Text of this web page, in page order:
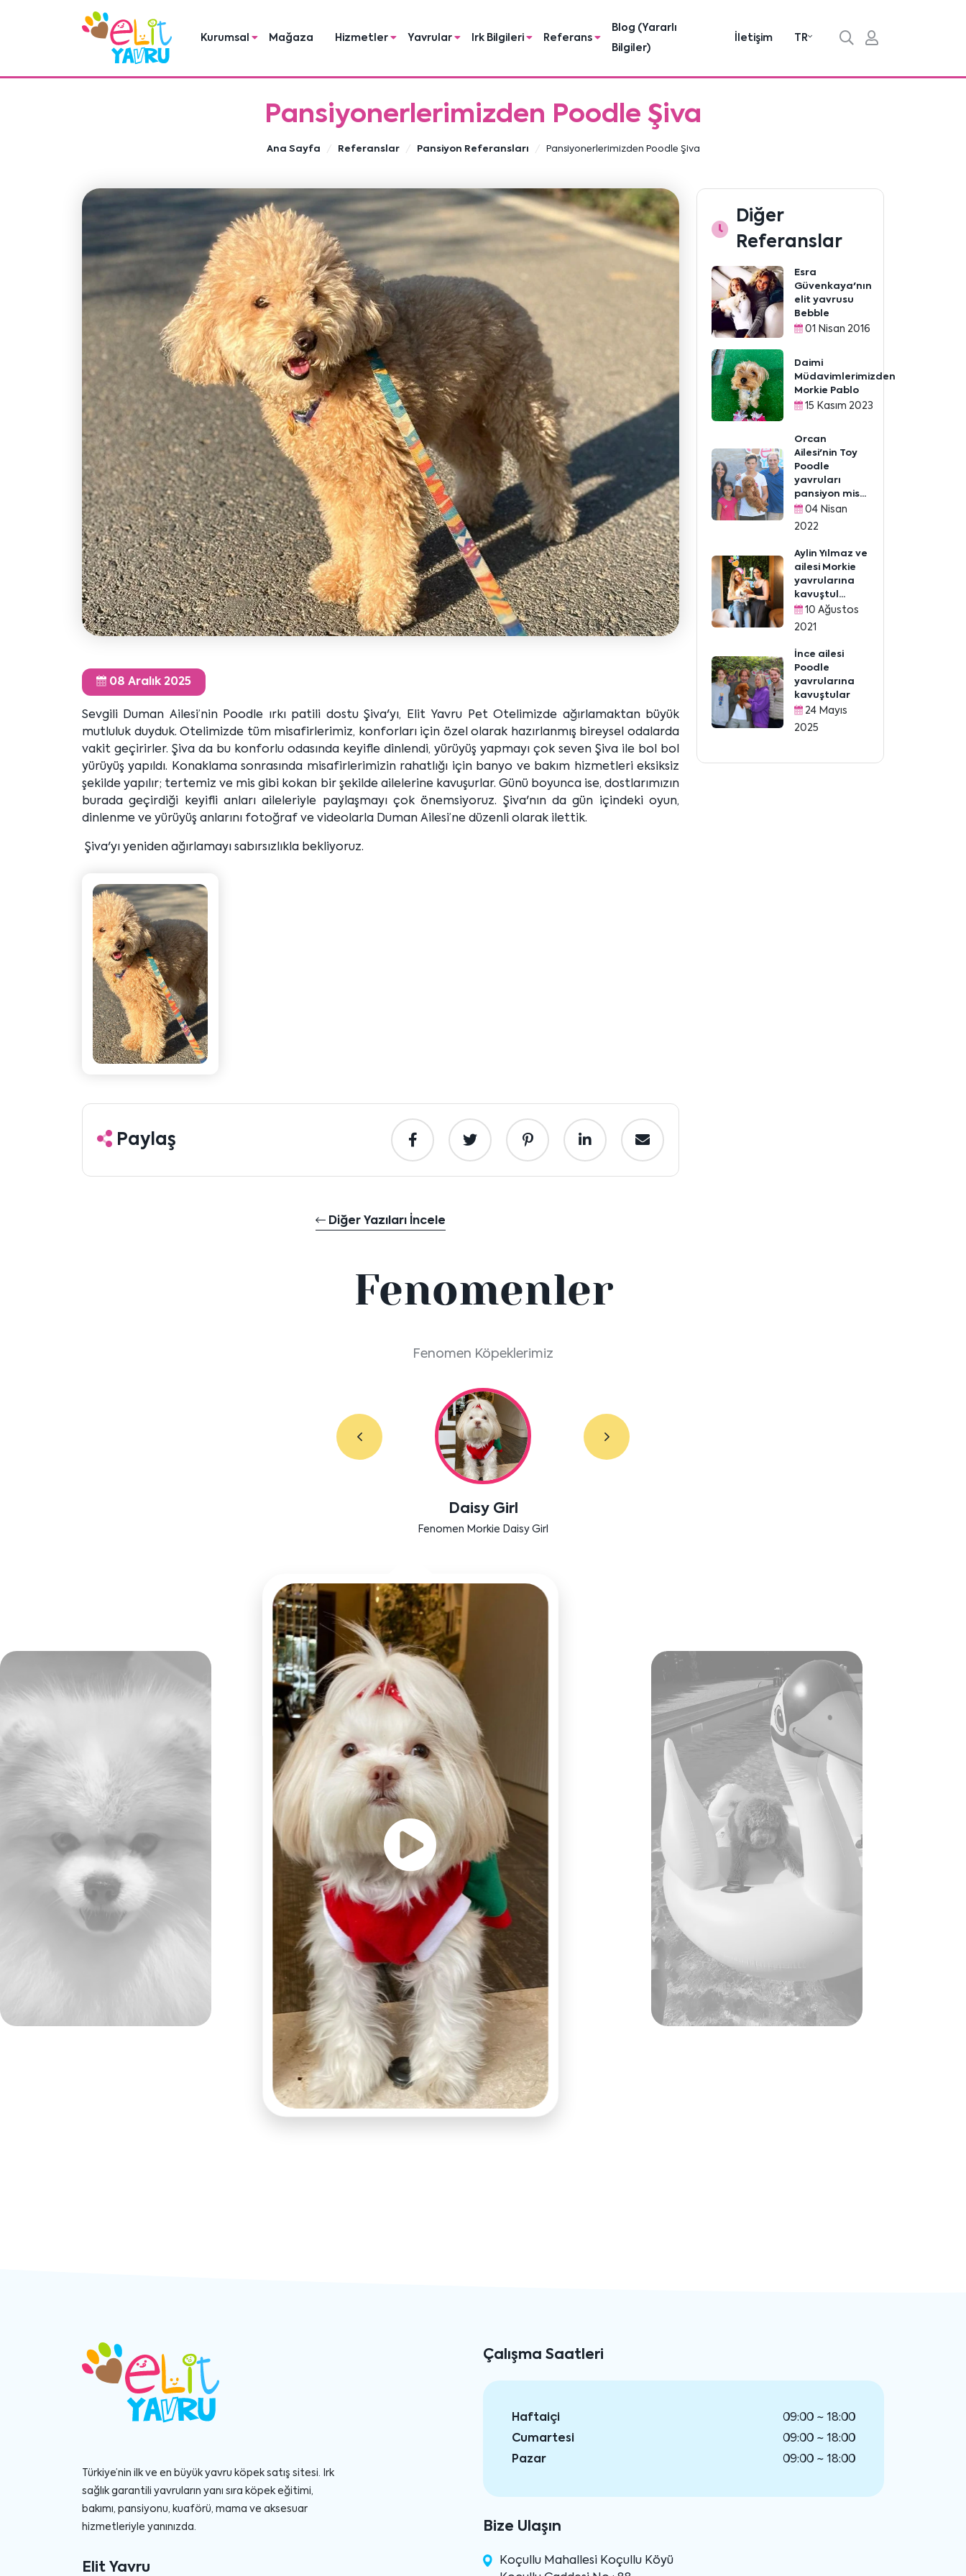
Kurumsal Mağaza Hizmetler Yavrular Irk Bilgileri Referans
Blog (Yararlı
Bilgiler)
İletişim TR
Pansiyonerlerimizden Poodle Şiva
Ana Sayfa Referanslar Pansiyon Referansları Pansiyonerlerimizden Poodle Şiva
08 Aralık 2025
Sevgili Duman Ailesi’nin Poodle ırkı patili dostu Şiva'yı, Elit Yavru Pet Otelimizde ağırlamaktan büyük
mutluluk duyduk. Otelimizde tüm misafirlerimiz, konforları için özel olarak hazırlanmış bireysel odalarda
vakit geçirirler. Şiva da bu konforlu odasında keyifle dinlendi, yürüyüş yapmayı çok seven Şiva ile bol bol
yürüyüş yapıldı. Konaklama sonrasında misafirlerimizin rahatlığı için banyo ve bakım hizmetleri eksiksiz
şekilde yapılır; tertemiz ve mis gibi kokan bir şekilde ailelerine kavuşurlar. Günü boyunca ise, dostlarımızın
burada geçirdiği keyifli anları aileleriyle paylaşmayı çok önemsiyoruz. Şiva'nın da gün içindeki oyun,
dinlenme ve yürüyüş anlarını fotoğraf ve videolarla Duman Ailesi’ne düzenli olarak ilettik.
Şiva'yı yeniden ağırlamayı sabırsızlıkla bekliyoruz.
Paylaş
Diğer Yazıları İncele
Diğer
Referanslar
Esra
Güvenkaya'nın
elit yavrusu
Bebble
01 Nisan 2016
Daimi
Müdavimlerimizden
Morkie Pablo
15 Kasım 2023
Orcan
Ailesi'nin Toy
Poodle
yavruları
pansiyon mis...
04 Nisan
2022
Aylin Yılmaz ve
ailesi Morkie
yavrularına
kavuştul...
10 Ağustos
2021
İnce ailesi
Poodle
yavrularına
kavuştular
24 Mayıs
2025
Fenomenler
Fenomen Köpeklerimiz
Labradoodle Bruno
Bensu Soral'ın dostu Bruno
Türkiye’nin ilk ve en büyük yavru köpek satış sitesi. Irk
sağlık garantili yavruların yanı sıra köpek eğitimi,
bakımı, pansiyonu, kuaförü, mama ve aksesuar
hizmetleriyle yanınızda.
Elit Yavru
Çalışma Saatleri
Haftaiçi
09:00 ~ 18:00
Cumartesi
09:00 ~ 18:00
Pazar
09:00 ~ 18:00
Bize Ulaşın
Koçullu Mahallesi Koçullu Köyü